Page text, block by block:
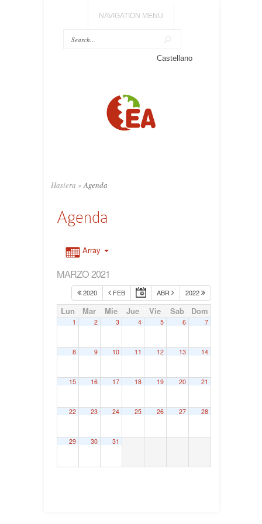
NAVIGATION MENU
Castellano
Hasiera » Agenda
Agenda
Array
MARZO 2021
2020 FEB ABR 2022
Lun Mar Mie Jue Vie Sab Dom
1 2 3 4 5 6 7
8 9 10 11 12 13 14
15 16 17 18 19 20 21
22 23 24 25 26 27 28
29 30 31